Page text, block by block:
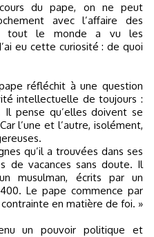
du pape, on ne peut
avec l’affaire des
tout le monde a vu les
eu cette curiosité : de quoi
réfléchit à une question
intellectuelle de toujours :
pense qu’elles doivent se
l’une et l’autre, isolément,
qu’il a trouvées dans ses
de vacances sans doute. Il
musulman, écrits par un
Le pape commence par
contrainte en matière de foi. »
un pouvoir politique et